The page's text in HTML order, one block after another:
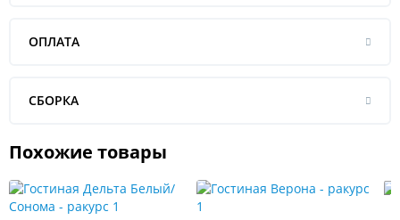
ОПЛАТА
СБОРКА
Похожие товары